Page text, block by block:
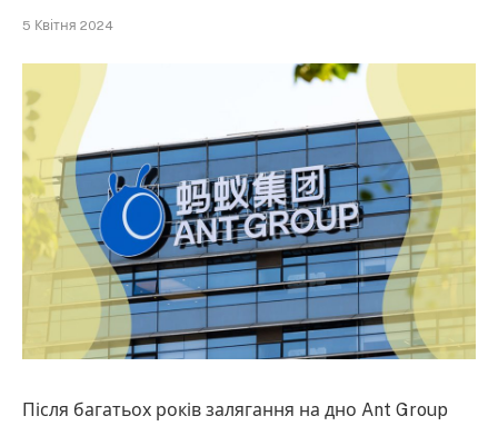
5 Квітня 2024
Після багатьох років залягання на дно Ant Group